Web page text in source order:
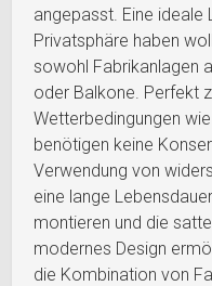
angepasst. Eine ideale
Privatsphäre haben
sowohl Fabrikanlagen
oder Balkone. Perfekt
Wetterbedingungen
benötigen keine
Verwendung von
eine lange
montieren und die
modernes Design
die Kombination von